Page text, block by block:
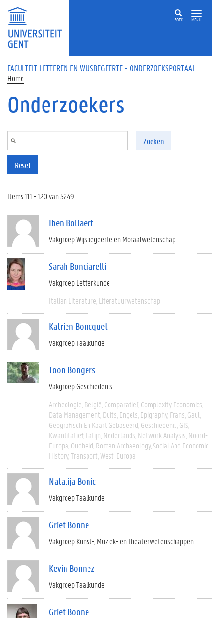
Overslaan en naar de inhoud gaan
ZOEK MENU
FACULTEIT LETTEREN EN WIJSBEGEERTE - ONDERZOEKSPORTAAL
Home
Onderzoekers
Zoeken
Reset
Items 111 - 120 van 5249
Iben Bollaert
Vakgroep Wijsbegeerte en Moraalwetenschap
Sarah Bonciarelli
Vakgroep Letterkunde
Italian Literature Literatuurwetenschap
Katrien Boncquet
Vakgroep Taalkunde
Toon Bongers
Vakgroep Geschiedenis
Archeologie België Comparatief Complexity Economics
Data Management Duits Engels Epigraphy Frans Gaul
Geografisch En Kaart Gebaseerd Geschiedenis GIS
Kwantitatief Latijn Nederlands Network Analysis Noord-
Europa Oudheid Roman Archaeology Social And Economic
History Transport West-Europa
Natalija Bonic
Vakgroep Taalkunde
Griet Bonne
Vakgroep Kunst-, Muziek- en Theaterwetenschappen
Kevin Bonnez
Vakgroep Taalkunde
Griet Boone